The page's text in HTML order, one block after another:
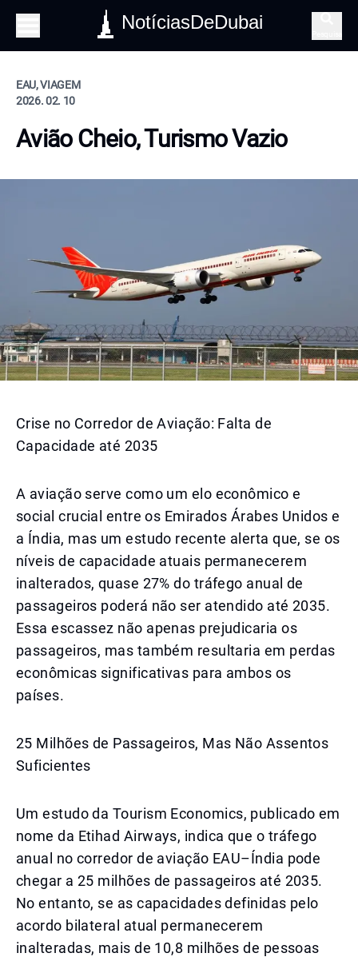
NotíciasDeDubai
EAU, VIAGEM
2026. 02. 10
Avião Cheio, Turismo Vazio
Crise no Corredor de Aviação: Falta de
Capacidade até 2035
A aviação serve como um elo econômico e
social crucial entre os Emirados Árabes Unidos e
a Índia, mas um estudo recente alerta que, se os
níveis de capacidade atuais permanecerem
inalterados, quase 27% do tráfego anual de
passageiros poderá não ser atendido até 2035.
Essa escassez não apenas prejudicaria os
passageiros, mas também resultaria em perdas
econômicas significativas para ambos os
países.
25 Milhões de Passageiros, Mas Não Assentos
Suficientes
Um estudo da Tourism Economics, publicado em
nome da Etihad Airways, indica que o tráfego
anual no corredor de aviação EAU–Índia pode
chegar a 25 milhões de passageiros até 2035.
No entanto, se as capacidades definidas pelo
acordo bilateral atual permanecerem
inalteradas, mais de 10,8 milhões de pessoas